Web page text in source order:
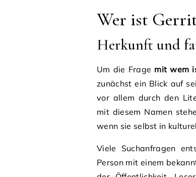
Wer ist
Herkunft und
Um die Frage mit wem
zunächst ein Blick auf
vor allem durch den
mit diesem Namen
wenn sie selbst in
Viele Suchanfragen
Person mit einem